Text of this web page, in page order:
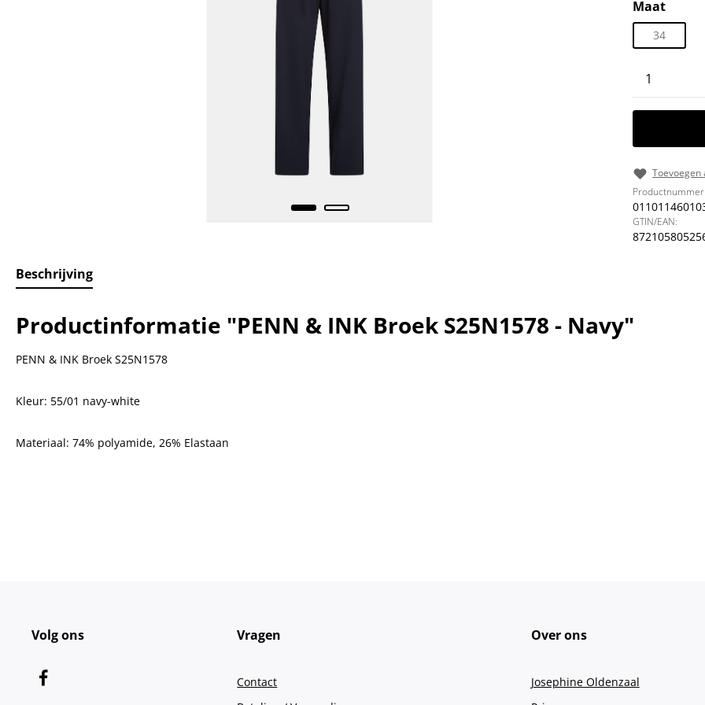
Selecteer
Maat
34
Toevoegen
Productnummer:
GTIN/EAN:
Beschrijving
Productinformatie "PENN & INK Broek S25N1578 - Navy"
PENN & INK Broek S25N1578
Kleur: 55/01 navy-white
Materiaal: 74% polyamide, 26% Elastaan
Volg ons Vragen
Contact
Over ons
Josephine Oldenzaal